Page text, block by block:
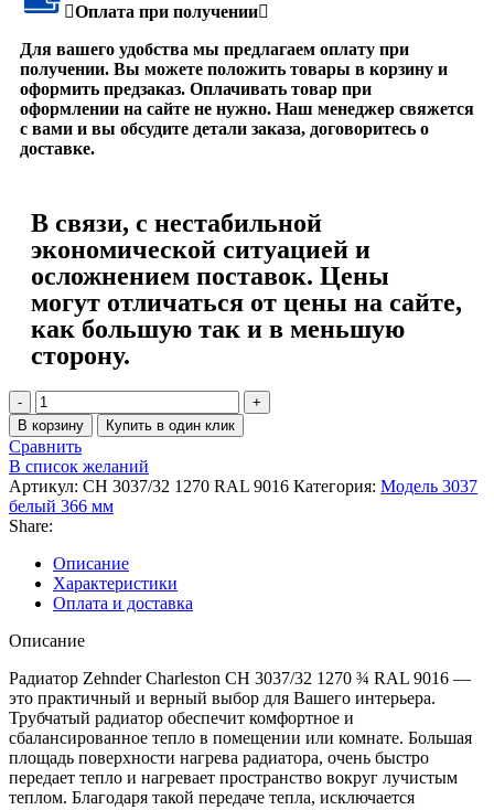
Оплата при получении
Для вашего удобства мы предлагаем оплату при
получении. Вы можете положить товары в корзину и
оформить предзаказ. Оплачивать товар при
оформлении на сайте не нужно. Наш менеджер свяжется
с вами и вы обсудите детали заказа, договоритесь о
доставке.
В связи, с нестабильной
экономической ситуацией и
осложнением поставок. Цены
могут отличаться от цены на сайте,
как большую так и в меньшую
сторону.
В корзину Купить в один клик
Сравнить
В список желаний
Артикул: CH 3037/32 1270 RAL 9016 Категория: Модель 3037
белый 366 мм
Share:
Описание
Характеристики
Оплата и доставка
Описание
Радиатор Zehnder Charleston CH 3037/32 1270 ¾ RAL 9016 —
это практичный и верный выбор для Вашего интерьера.
Трубчатый радиатор обеспечит комфортное и
сбалансированное тепло в помещении или комнате. Большая
площадь поверхности нагрева радиатора, очень быстро
передает тепло и нагревает пространство вокруг лучистым
теплом. Благодаря такой передаче тепла, исключается